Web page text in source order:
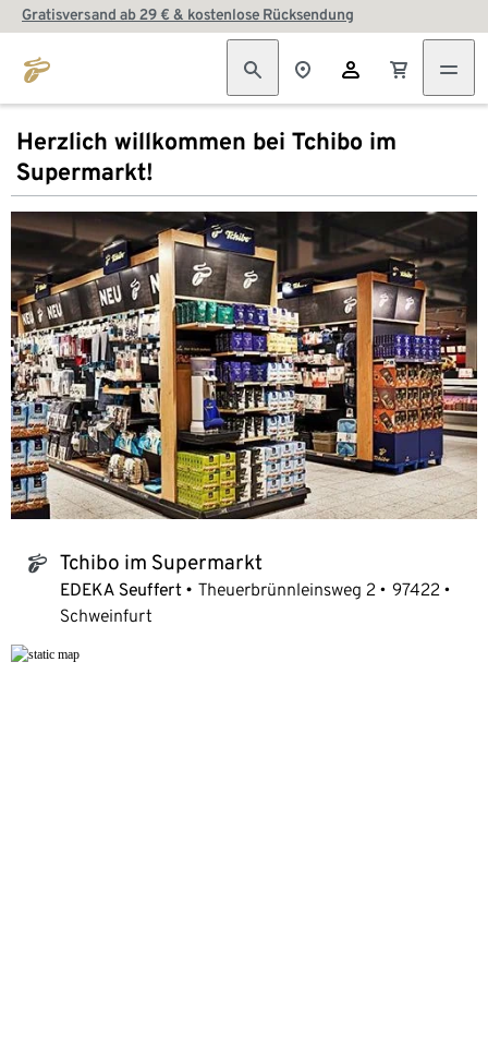
Gratisversand ab 29 € & kostenlose Rücksendung
Herzlich willkommen bei Tchibo im
Supermarkt!
tchibo_logo Tchibo im Supermarkt
EDEKA Seuffert Theuerbrünnleinsweg 2
97422
Schweinfurt